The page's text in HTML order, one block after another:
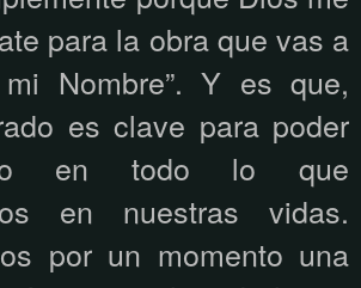
para la obra que vas a
Nombre”. Y es que,
es clave para poder
en todo lo que
en nuestras vidas.
por un momento una